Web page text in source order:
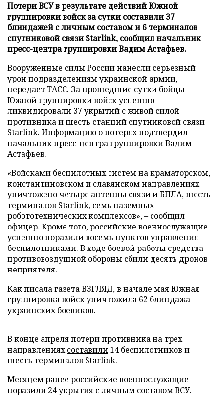
Потери ВСУ в результате действий Южной
группировки войск за сутки составили 37
блиндажей с личным составом и 6 терминалов
спутниковой связи Starlink, сообщил начальник
пресс-центра группировки Вадим Астафьев.
Вооруженные силы России нанесли серьезный
урон подразделениям украинской армии,
передаетТАСС. За прошедшие сутки бойцы
Южной группировки войск успешно
ликвидировали 37 укрытий с живой силой
противника и шесть станций спутниковой связи
Starlink. Информацию о потерях подтвердил
начальник пресс-центра группировки Вадим
Астафьев.
«Войсками беспилотных систем на краматорском,
константиновском и славянском направлениях
уничтожено четыре антенны связи и БПЛА, шесть
терминалов Starlink, семь наземных
робототехнических комплексов», – сообщил
офицер. Кроме того, российские военнослужащие
успешно поразили восемь пунктов управления
беспилотниками. В ходе боевой работы средства
противовоздушной обороны сбили десять дронов
неприятеля.
Как писала газета ВЗГЛЯД, в начале мая Южная
группировка войскуничтожила 62 блиндажа
украинских боевиков.
В конце апреля потери противника на трех
направленияхсоставили 14 беспилотников и
шесть терминалов Starlink.
Месяцем ранее российские военнослужащие
поразили 24 укрытия с личным составом ВСУ.